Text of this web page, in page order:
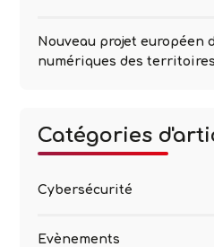
Nouveau projet européen
numériques des territoires
Catégories
Cybersécurité
Evènements